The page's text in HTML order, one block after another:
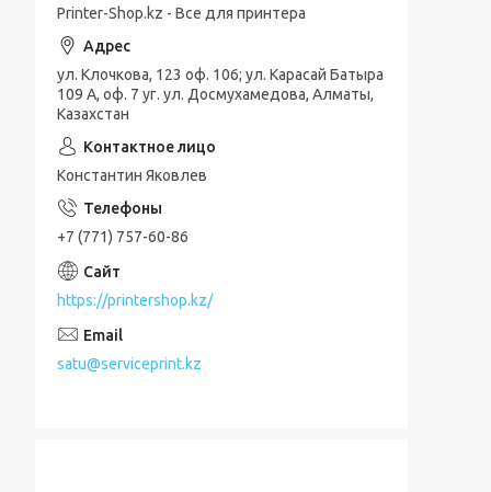
Printer-Shop.kz - Все для принтера
ул. Клочкова, 123 оф. 106; ул. Карасай Батыра
109 А, оф. 7 уг. ул. Досмухамедова, Алматы,
Казахстан
Константин Яковлев
+7 (771) 757-60-86
https://printershop.kz/
satu@serviceprint.kz